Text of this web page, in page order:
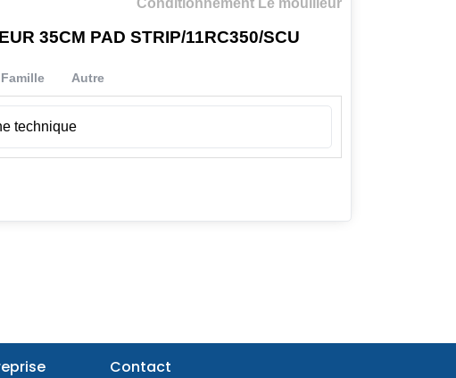
35CM PAD STRIP/11RC350/SCU
technique
Famille Autre
Contact